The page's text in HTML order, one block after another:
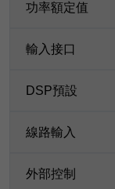
功率額定值
輸入接口
DSP預設
線路輸入
外部控制